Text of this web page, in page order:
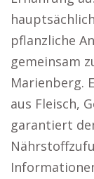
pflanzliche
gemeinsam
Marienberg.
aus Fleisch,
garantiert